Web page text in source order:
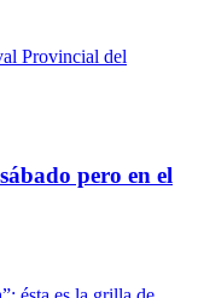
pero en el